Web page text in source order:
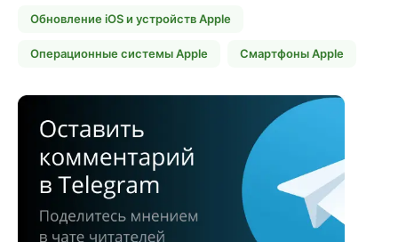
Обновление iOS и устройств Apple
Операционные системы Apple Смартфоны Apple